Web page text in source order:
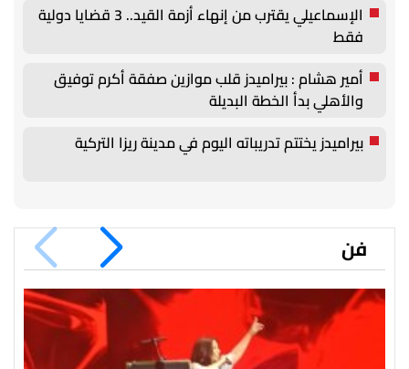
الإسماعيلي يقترب من إنهاء أزمة القيد.. 3 قضايا دولية
فقط
أمير هشام : بيراميدز قلب موازين صفقة أكرم توفيق
والأهلي بدأ الخطة البديلة
بيراميدز يختتم تدريباته اليوم في مدينة ريزا التركية
فن